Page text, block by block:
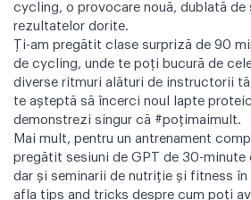
cycling, o provocare nouă, dublată
rezultatelor dorite.
Ți-am pregătit clase surpriză de 90
de cycling, unde te poți bucură de
diverse ritmuri alături de instructorii
te așteptă să încerci noul lapte
demonstrezi singur că #poțimaimult.
Mai mult, pentru un antrenament
pregătit sesiuni de GPT de 30-minute
dar și seminarii de nutriție și fitness în
afla tips and tricks despre cum poți